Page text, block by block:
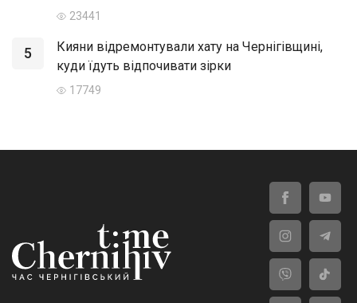
23441
5
Кияни відремонтували хату на Чернігівщині,
куди їдуть відпочивати зірки
17749